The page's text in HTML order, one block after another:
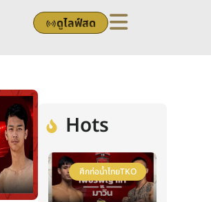
ดูไลฟ์สด
Hots
ศึกท่อน้ำไทยTKO